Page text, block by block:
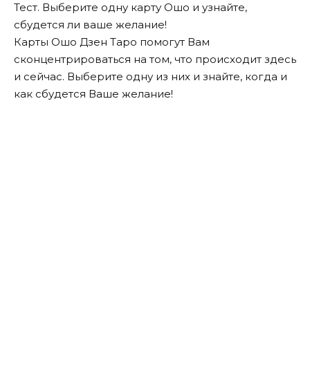
Тест. Выберите одну карту Ошо и узнайте,
сбудется ли ваше желание!
Карты Ошо Дзен Таро помогут Вам
сконцентрироваться на том, что происходит здесь
и сейчас. Выберите одну из них и знайте, когда и
как сбудется Ваше желание!